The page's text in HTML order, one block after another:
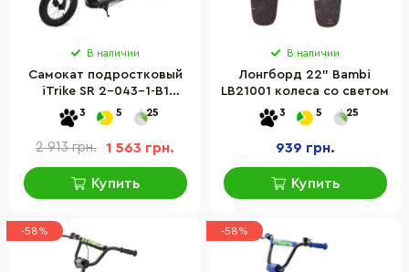
В наличии
Самокат подростковый
iTrike SR 2-043-1-B1
двухколесный
3 5 25
2 913 грн. 1 563 грн.
Купить
В наличии
Лонгборд 22" Bambi
LB21001 колеса со светом
3 5 25
939 грн.
Купить
-58% -58%